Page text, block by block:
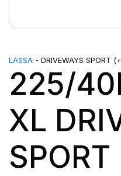
LASSA - DRIVEWAYS SPORT
225/
XL
SPORT